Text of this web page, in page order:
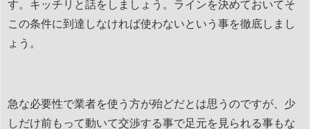
す。キッチリと話をしましょう。ラインを決めておいてそ
この条件に到達しなければ使わないという事を徹底しまし
ょう。
急な必要性で業者を使う方が殆どだとは思うのですが、少
しだけ前もって動いて交渉する事で足元を見られる事もな